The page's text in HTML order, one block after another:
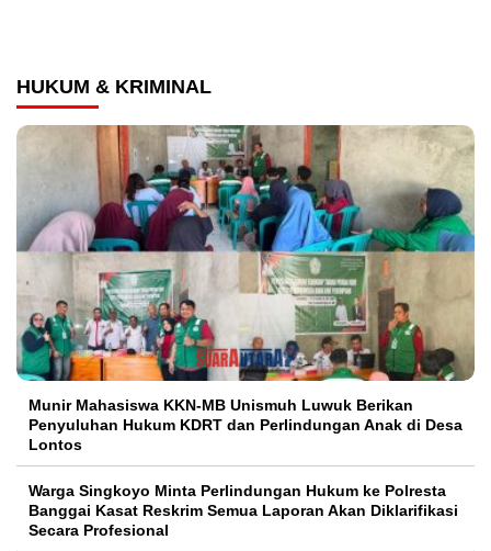
HUKUM & KRIMINAL
Munir Mahasiswa KKN-MB Unismuh Luwuk Berikan
Penyuluhan Hukum KDRT dan Perlindungan Anak di Desa
Lontos
Warga Singkoyo Minta Perlindungan Hukum ke Polresta
Banggai Kasat Reskrim Semua Laporan Akan Diklarifikasi
Secara Profesional